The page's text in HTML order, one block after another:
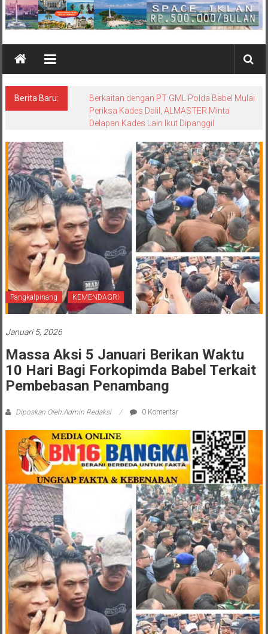
Berita Baru:
Surat Resmi Jejaring Media Dewan Pers:
Radakbabel.com Terbukti Langgar Kode Etik
Jurnalistik dalam Pemberitaan Tin Slag
Pangkalpinang KEMENDAGRI
Januari 5, 2026
Massa Aksi 5 Januari Berikan Waktu
10 Hari Bagi Forkopimda Babel Terkait
Pembebasan Penambang
Diposkan Oleh:Admin Redaksi 0 Komentar